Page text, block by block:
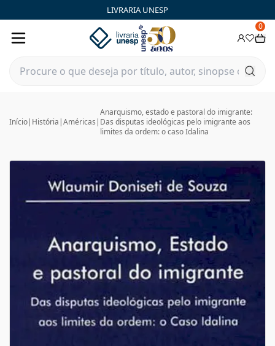
LIVRARIA UNESP
0
Início| História |Américas |
Anarquismo, estado e pastoral do imigrante:
Das disputas ideológicas pelo imigrante aos
limites da ordem: o caso Idalina